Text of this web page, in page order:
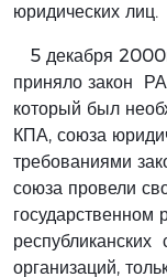
юридических лиц.
5 декабря
приняло закон
который был
КПА, союза
требованиями
союза провели
государственном
организаций,